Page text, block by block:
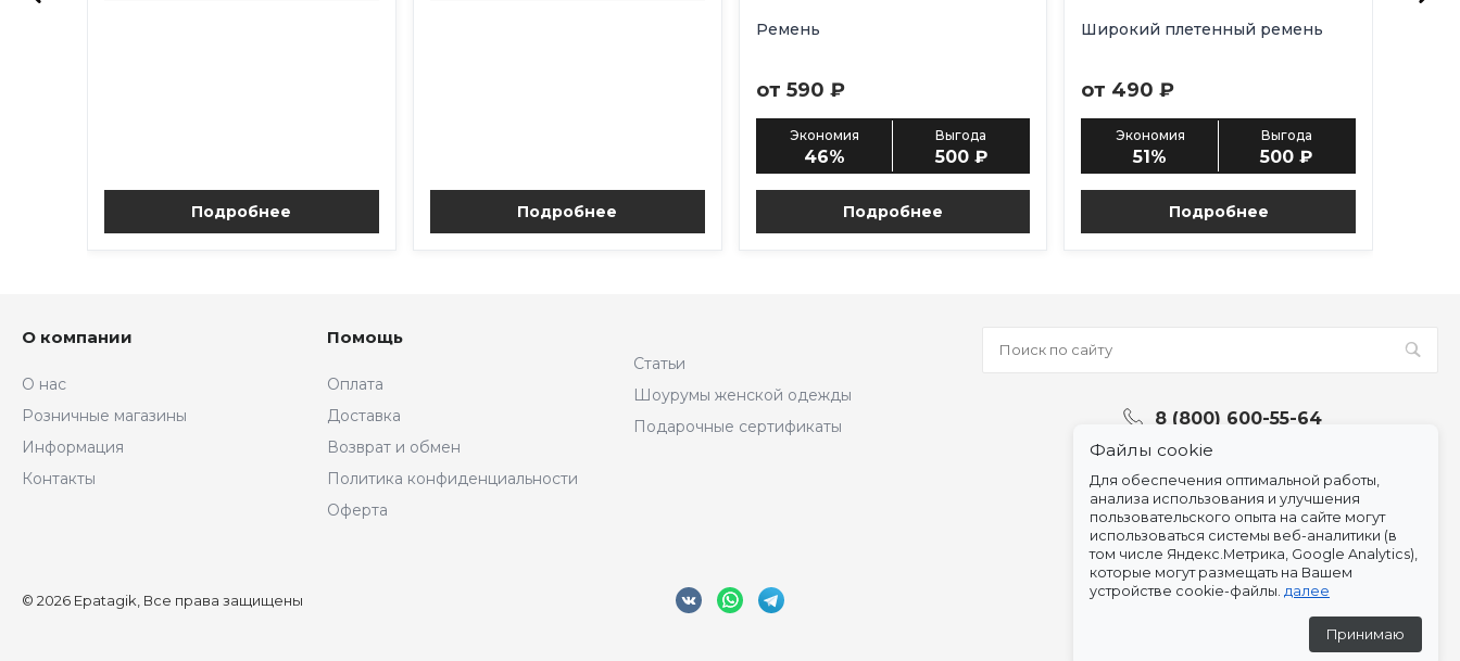
Подробнее Подробнее
Ремень
от 590 ₽
Экономия
46%
Выгода
500 ₽
Подробнее
Широкий плетенный ремень
от 490 ₽
Экономия
51%
Выгода
500 ₽
Подробнее
О компании
О нас
Розничные магазины
Информация
Контакты
Помощь
Оплата
Доставка
Возврат и обмен
Политика конфиденциальности
Оферта
Статьи
Шоурумы женской одежды
Подарочные сертификаты
8 (800) 600-55-64
© 2026 Epatagik, Все права защищены
Файлы cookie
Для обеспечения оптимальной работы,
анализа использования и улучшения
пользовательского опыта на сайте могут
использоваться системы веб-аналитики (в
том числе Яндекс.Метрика, Google Analytics),
которые могут размещать на Вашем
устройстве cookie-файлы. далее
Принимаю